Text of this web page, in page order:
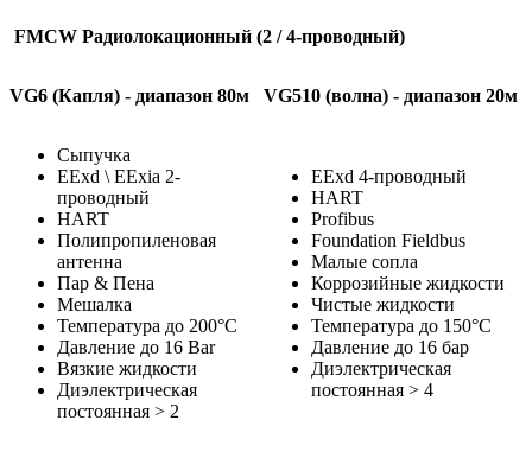
FMCW Радиолокационный (2 / 4-проводный)
VG6 (Капля) - диапазон 80м VG510 (волна) - диапазон 20м
Сыпучка
EExd \ EExia 2-
проводный
HART
Полипропиленовая
антенна
Пар & Пена
Мешалка
Температура до 200°C
Давление до 16 Bar
Вязкие жидкости
Диэлектрическая
постоянная > 2
EExd 4-проводный
HART
Profibus
Foundation Fieldbus
Малые сопла
Коррозийные жидкости
Чистые жидкости
Температура до 150°C
Давление до 16 бар
Диэлектрическая
постоянная > 4